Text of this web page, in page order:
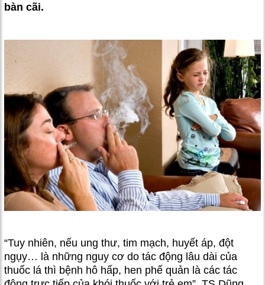
bàn cãi.
“Tuy nhiên, nếu ung thư, tim mạch, huyết áp, đột
ngụy… là những nguy cơ do tác động lâu dài của
thuốc lá thì bệnh hô hấp, hen phế quản là các tác